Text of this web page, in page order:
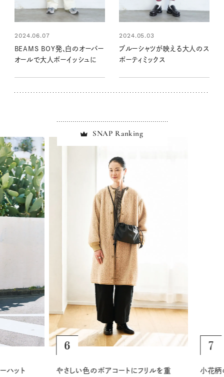
2024.06.07
BEAMS BOY発、白のオーバー
オールで大人ボーイッシュに
2024.05.03
ブルーシャツが映える大人のス
ポーティミックス
SNAP Ranking
ット
やさしい色のボアコートにフリルを重
小花柄